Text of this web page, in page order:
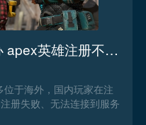
apex英雄注册不了怎么办 apex英雄注册不了解决办法
于海外，国内玩家在注
册失败、无法连接到服务